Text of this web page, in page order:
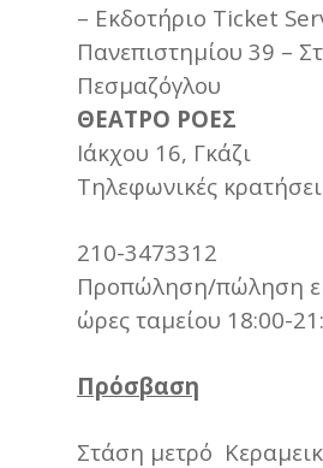
– Εκδοτήριο Ticket
Πανεπιστημίου 39 –
Πεσμαζόγλου
ΘΕΑΤΡΟ ΡΟΕΣ
Ιάκχου 16, Γκάζι
Τηλεφωνικές
210-3473312
Προπώληση/πώληση
ώρες ταμείου 18:00-
Πρόσβαση
Στάση μετρό